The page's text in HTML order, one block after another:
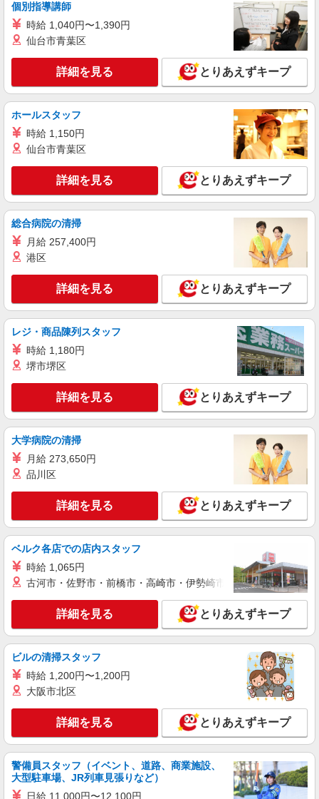
詳細を見る
派遣社員
株式会社トラストグロース 新宿本社 第2営業部
介護老人保健施設での夜専介護士
1夜勤：25500円〜28050円 ※資格や経験など
キープ 詳細を見る
株式会社kotrio /●YK-S-2114705
都筑ふれあいの丘駅／無理なく働く♪自立度高
時給1550円〜2312円 ＜交通費全支給(ガソリ
都筑区
キープ 詳細を見る
職業紹介
株式会社kotrio /●YK-S-1869792
シニアマンション▼安否確認や生活補助がメイ
ン
時給1550円〜2312円 ＜交通費全支給(ガソリ
ン代含む)＞
詳細を見る
日払も選べる／都筑ふれあいの丘駅＊高級シニ
アマンションSTAFF
時給1600円〜2250円 ＜日払い有/週払い有/交
通費全支給(ガソリン代含む)＞
キープ 詳細を見る
職業紹介
株式会社kotrio /●YK-S-2021873
≪運転好きの方歓迎≫未経験でも活躍できる！
時給1550円〜2312円 ＜交通費全支給(ガソリ
ン代含む)＞
横浜市都筑区内
キープ 詳細を見る
個別指導講師
時給 1,040円〜1,390円
仙台市青葉区
詳細を見る とりあえずキープ
ホールスタッフ
時給 1,150円
仙台市青葉区
詳細を見る とりあえずキープ
総合病院の清掃
月給 257,400円
港区
詳細を見る とりあえずキープ
レジ・商品陳列スタッフ
時給 1,180円
堺市堺区
詳細を見る とりあえずキープ
大学病院の清掃
月給 273,650円
品川区
詳細を見る とりあえずキープ
ベルク各店での店内スタッフ
時給 1,065円
古河市・佐野市・前橋市・高崎市・伊勢崎市・太田市・館林市
詳細を見る とりあえずキープ
ビルの清掃スタッフ
時給 1,200円〜1,200円
大阪市北区
詳細を見る とりあえずキープ
警備員スタッフ（イベント、道路、商業施設、
大型駐車場、JR列車見張りなど）
日給 11,000円〜12,100円